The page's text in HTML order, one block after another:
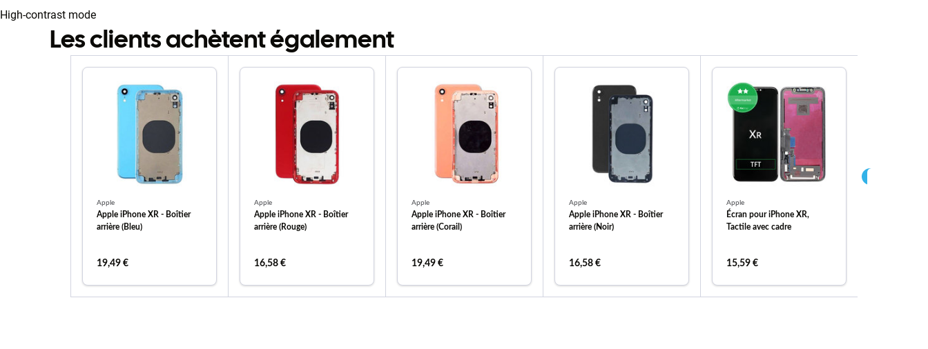
High-contrast mode
Les clients achètent également
Apple
Apple iPhone XR - Boîtier
arrière (Bleu)
19,49 €
Apple
Apple iPhone XR - Boîtier
arrière (Rouge)
16,58 €
Apple
Apple iPhone XR - Boîtier
arrière (Corail)
19,49 €
Apple
Apple iPhone XR - Boîtier
arrière (Noir)
16,58 €
Apple
Écran pour iPhone XR,
Tactile avec cadre
15,59 €